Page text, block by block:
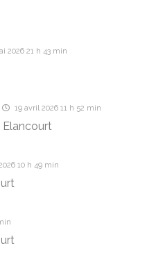
2026 21 h 43 min
19 avril 2026 11 h 52 min
Elancourt
10 h 49 min